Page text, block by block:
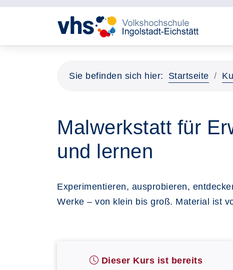
Sie befinden sich hier: Startseite
Malwerkstatt für
und lernen
Experimentieren, ausprobieren,
Werke – von klein bis groß. Material ist
Dieser Kurs ist bereits